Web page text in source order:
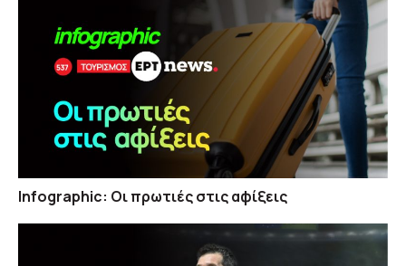
Infographic: Οι πρωτιές στις αφίξεις